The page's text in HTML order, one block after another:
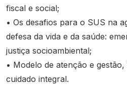
fiscal e social;
• Os desafios para o SUS na
defesa da vida e da saúde:
justiça socioambiental;
• Modelo de atenção e
cuidado integral.